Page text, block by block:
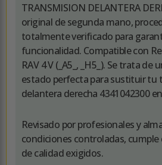
TRANSMISION DELANTERA
original de segunda mano,
totalmente verificado para
funcionalidad. Compatible con
RAV 4 V (_A5_, _H5_). Se trata de
estado perfecta para sustituir tu
delantera derecha 4341042300
Revisado por profesionales y
condiciones controladas,
de calidad exigidos.